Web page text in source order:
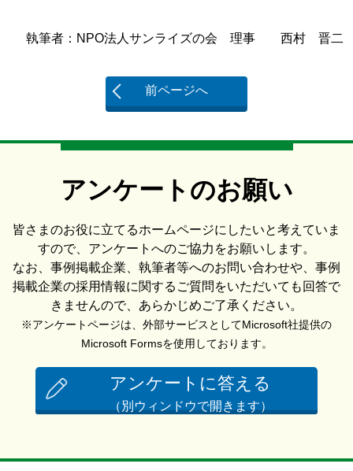
執筆者：NPO法人サンライズの会 理事 西村 晋二
前ページへ
アンケートのお願い
皆さまのお役に立てるホームページにしたいと考えていま
すので、アンケートへのご協力をお願いします。
なお、事例掲載企業、執筆者等へのお問い合わせや、事例
掲載企業の採用情報に関するご質問をいただいても回答で
きませんので、あらかじめご了承ください。
※アンケートページは、外部サービスとしてMicrosoft社提供の
Microsoft Formsを使用しております。
アンケートに答える
（別ウィンドウで開きます）